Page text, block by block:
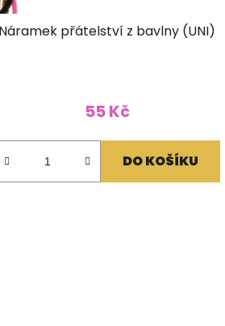
Náramek přátelství z bavlny (UNI)
55 Kč
DO KOŠÍKU